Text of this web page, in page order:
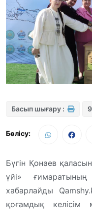
Басып шығару :
Бөлісу:
Бүгін Қонаев
үйі»
хабарлайды
қоғамдық келісім